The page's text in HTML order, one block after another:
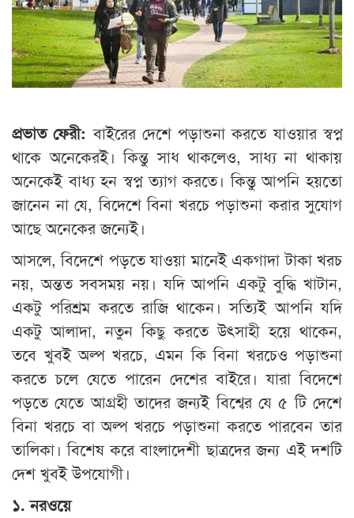
প্রভাত ফেরী:বাইরের দেশে পড়াশুনা করতে যাওয়ার স্বপ্ন
থাকে অনেকেরই। কিন্তু সাধ থাকলেও, সাধ্য না থাকায়
অনেকেই বাধ্য হন স্বপ্ন ত্যাগ করতে। কিন্তু আপনি হয়তো
জানেন না যে, বিদেশে বিনা খরচে পড়াশুনা করার সুযোগ
আছে অনেকের জন্যেই।
আসলে, বিদেশে পড়তে যাওয়া মানেই একগাদা টাকা খরচ
নয়, অন্তত সবসময় নয়। যদি আপনি একটু বুদ্ধি খাটান,
একটু পরিশ্রম করতে রাজি থাকেন। সত্যিই আপনি যদি
একটু আলাদা, নতুন কিছু করতে উৎসাহী হয়ে থাকেন,
তবে খুবই অল্প খরচে, এমন কি বিনা খরচেও পড়াশুনা
করতে চলে যেতে পারেন দেশের বাইরে। যারা বিদেশে
পড়তে যেতে আগ্রহী তাদের জন্যই বিশ্বের যে ৫ টি দেশে
বিনা খরচে বা অল্প খরচে পড়াশুনা করতে পারবেন তার
তালিকা। বিশেষ করে বাংলাদেশী ছাত্রদের জন্য এই দশটি
দেশ খুবই উপযোগী।
১.নরওয়ে